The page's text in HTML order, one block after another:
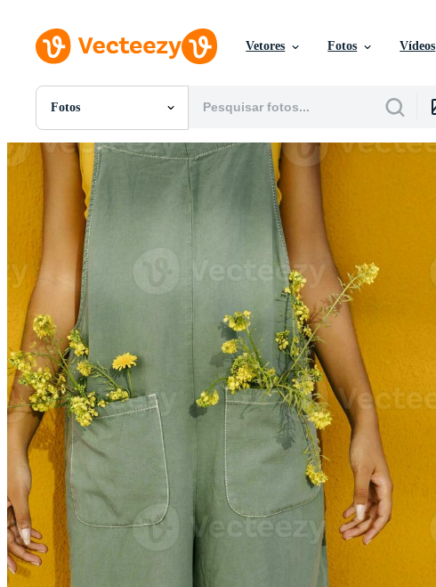
Vetores Fotos Vídeos
Fotos
Todas Imagens
Fotos
PNGs
PSDs
SVGs
Modelos
Vetores
Videos
Motion graphics
Imagens Editoriais
Eventos Editoriais